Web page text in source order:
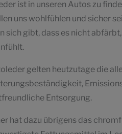
ist in unseren Autos zu
uns wohlfühlen und sicher
sich gibt, dass es nicht
gelten heutzutage die
Entsorgung.
hat dazu übrigens das